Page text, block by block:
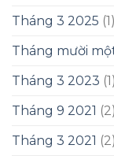
Tháng 3 2025 (1)
Tháng mười
Tháng 3 2023 (1)
Tháng 9 2021 (2)
Tháng 3 2021 (2)